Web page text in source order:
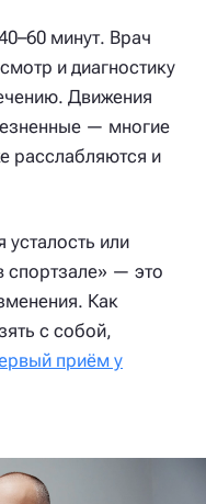
минут. Врач
и диагностику
Движения
— многие
расслабляются и
или
спортзале» — это
Как
с собой,
приём у